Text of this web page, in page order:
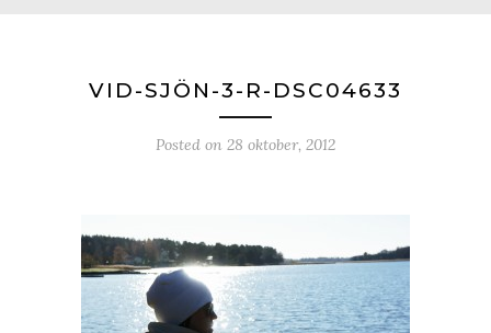
VID-SJÖN-3-R-DSC04633
Posted on 28 oktober, 2012